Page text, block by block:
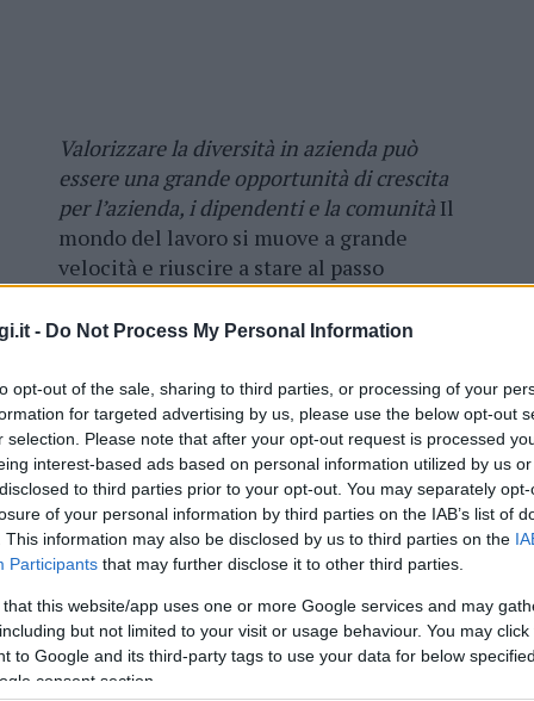
- Do Not Process My Personal Information
opt-out of the sale, sharing to third parties, or processing of your
for targeted advertising by us, please use the below opt-out
selection. Please note that after your opt-out request is processed
interest-based ads based on personal information utilized by us
to third parties prior to your opt-out. You may separately
of your personal information by third parties on the IAB’s list of
This information may also be disclosed by us to third parties on the
Participants that may further disclose it to other third parties.
that this website/app uses one or more Google services and may
but not limited to your visit or usage behaviour. You may
to Google and its third-party tags to use your data for below
consent section.
Valorizzare la diversità in azienda può
essere una grande opportunità di crescita
per l’azienda, i dipendenti e la comunità Il
mondo del lavoro si muove a grande
velocità e riuscire a stare al passo
e tempo. Per questo motivo, spesso non
della nostra vita personale e lavorativa,
per esempio concentrandoci su quelle
attività che permettono dicogliere al
volo una nuova opportunità di lavoro.
professionale, icambiamenti di
spinta non solo alla carriera ma alla
pronti ad approfittare delle occasioni di
del lavoro e reagire con tempestività, è
a disposizione un Cv aggiornatoe facile
all’azienda che ci interessa.
dove nei siti migliori è possibile trovare